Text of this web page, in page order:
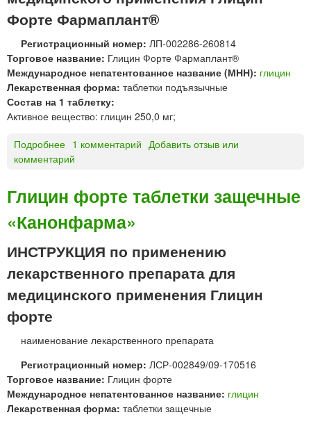
о
а
р
м
»
Ф
а
м
а
п
л
а
н
®
б
е
к
и
о
я
ы
ч
н
ы
Форте Фармаплант®
Регистрационный номер: ЛП-002286-260814
Торговое название: Глицин Форте Фармаплант®
Международное непатентованное название (МНН): глицин
Лекарственная форма: таблетки подъязычные
Состав на 1 таблетку:
Активное вещество: глицин 250,0 мг;
Подробнее
Г
ц
и
н
Ф
о
р
т
е
р
м
а
п
л
1 комментарий Добавить отзыв или
комментарий
Глицин форте таблетки защечные
«Канонфарма»
ИНСТРУКЦИЯ по применению
лекарственного препарата для
медицинского применения Глицин
форте
наименование лекарственного препарата
Регистрационный номер: ЛСР-002849/09-170516
Торговое название: Глицин форте
Международное непатентованное название: глицин
Лекарственная форма: таблетки защечные